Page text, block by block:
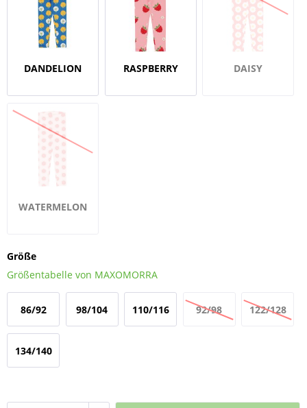
DANDELION RASPBERRY DAISY
WATERMELON
Größe
Größentabelle von MAXOMORRA
86/92 98/104 110/116 92/98 122/128
134/140